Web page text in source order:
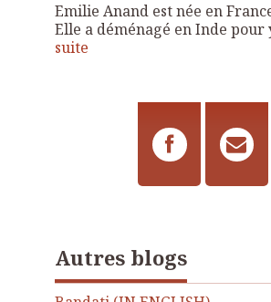
Emilie Anand est née en
Elle a déménagé en Inde pour
suite
Autres blogs